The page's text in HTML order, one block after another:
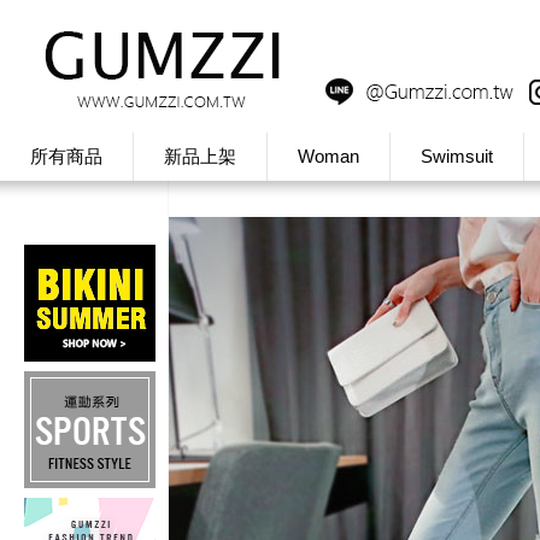
所有商品 新品上架 Woman Swimsuit